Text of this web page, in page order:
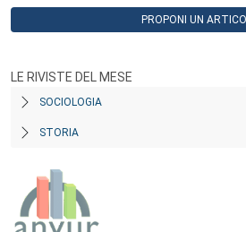
PROPONI UN
LE RIVISTE DEL MESE
SOCIOLOGIA
STORIA